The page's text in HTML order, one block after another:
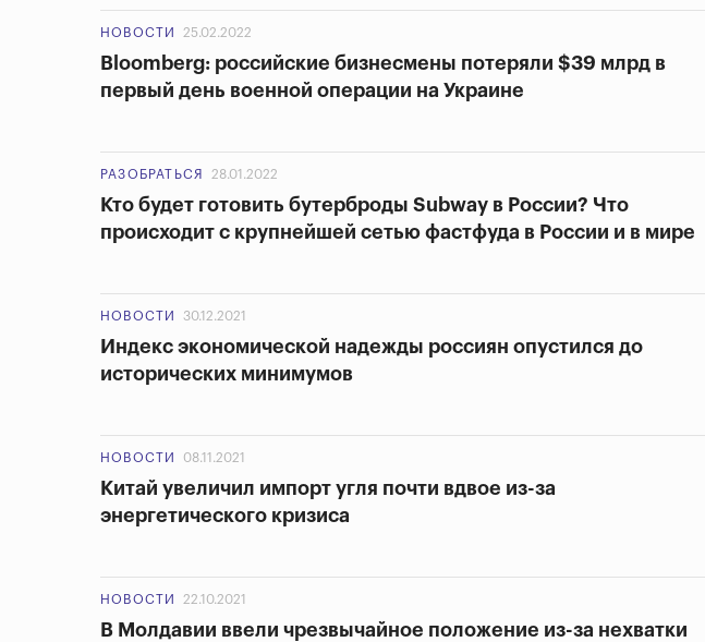
НОВОСТИ 25.02.2022
Bloomberg: российские бизнесмены потеряли $39 млрд в
первый день военной операции на Украине
РАЗОБРАТЬСЯ 28.01.2022
Кто будет готовить бутерброды Subway в России? Что
происходит с крупнейшей сетью фастфуда в России и в мире
НОВОСТИ 30.12.2021
Индекс экономической надежды россиян опустился до
исторических минимумов
НОВОСТИ 08.11.2021
Китай увеличил импорт угля почти вдвое из-за
энергетического кризиса
НОВОСТИ 22.10.2021
В Молдавии ввели чрезвычайное положение из-за нехватки